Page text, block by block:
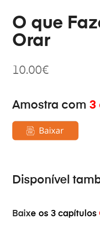
O que
Orar
10.00€
Amostra com 3
Disponível
Baixe os 3 capítulos